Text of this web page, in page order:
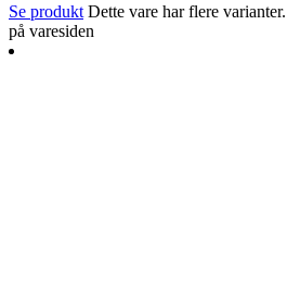
Se produkt Dette vare har flere
på varesiden